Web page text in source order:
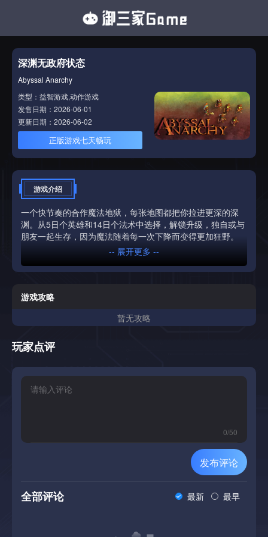
深渊无政府状态
Abyssal Anarchy
类型：益智游戏,动作游戏
发售日期：2026-06-01
更新日期：2026-06-02
正版游戏七天畅玩
游戏介绍
一个快节奏的合作魔法地狱，每张地图都把你拉进更深的深
渊。从5日个英雄和14日个法术中选择，解锁升级，独自或与
朋友一起生存，因为魔法随着每一次下降而变得更加狂野。
-- 展开更多 --
游戏攻略
暂无攻略
玩家点评
0/50
发布评论
全部评论 最新 最早